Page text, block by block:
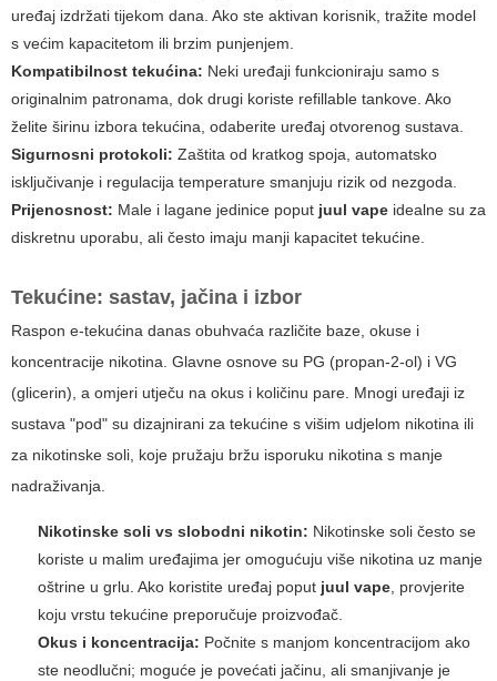
uređaj izdržati tijekom dana. Ako ste aktivan korisnik, tražite model
s većim kapacitetom ili brzim punjenjem.
Kompatibilnost tekućina: Neki uređaji funkcioniraju samo s
originalnim patronama, dok drugi koriste refillable tankove. Ako
želite širinu izbora tekućina, odaberite uređaj otvorenog sustava.
Sigurnosni protokoli: Zaštita od kratkog spoja, automatsko
isključivanje i regulacija temperature smanjuju rizik od nezgoda.
Prijenosnost: Male i lagane jedinice poput juul vape idealne su za
diskretnu uporabu, ali često imaju manji kapacitet tekućine.
Tekućine: sastav, jačina i izbor
Raspon e-tekućina danas obuhvaća različite baze, okuse i
koncentracije nikotina. Glavne osnove su PG (propan-2-ol) i VG
(glicerin), a omjeri utječu na okus i količinu pare. Mnogi uređaji iz
sustava "pod" su dizajnirani za tekućine s višim udjelom nikotina ili
za nikotinske soli, koje pružaju bržu isporuku nikotina s manje
nadraživanja.
Nikotinske soli vs slobodni nikotin: Nikotinske soli često se
koriste u malim uređajima jer omogućuju više nikotina uz manje
oštrine u grlu. Ako koristite uređaj poput juul vape, provjerite
koju vrstu tekućine preporučuje proizvođač.
Okus i koncentracija: Počnite s manjom koncentracijom ako
ste neodlučni; moguće je povećati jačinu, ali smanjivanje je